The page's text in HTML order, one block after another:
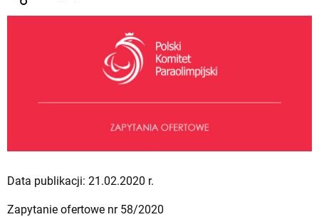
Data publikacji: 21.02.2020 r.
Zapytanie ofertowe nr 58/2020